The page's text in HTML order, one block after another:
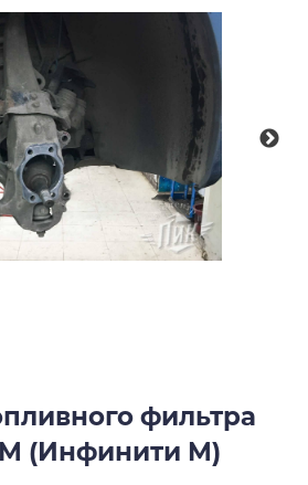
фильтра
(Инфинити M)